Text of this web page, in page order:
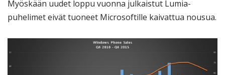
Myöskään uudet loppu vuonna julkaistut Lumia-
puhelimet eivät tuoneet Microsoftille kaivattua nousua.